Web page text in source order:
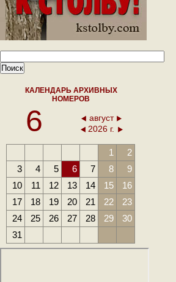
КАЛЕНДАРЬ АРХИВНЫХ
НОМЕРОВ
6
август
2026 г.
1
2
3
4 5 6 7 8
9
10
11 12 13 14 15
16
17
18 19 20 21 22
23
24
25 26 27 28 29
30
31